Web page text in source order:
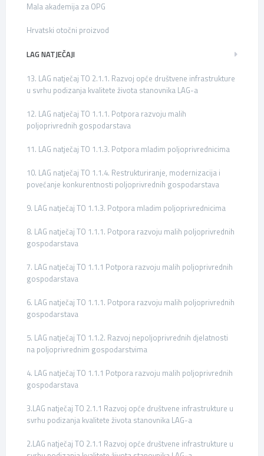
Mala akademija za OPG
Hrvatski otočni proizvod
LAG NATJEČAJI
13. LAG natječaj TO 2.1.1. Razvoj opće društvene infrastrukture
u svrhu podizanja kvalitete života stanovnika LAG-a
12. LAG natječaj TO 1.1.1. Potpora razvoju malih
poljoprivrednih gospodarstava
11. LAG natječaj TO 1.1.3. Potpora mladim poljoprivrednicima
10. LAG natječaj TO 1.1.4. Restrukturiranje, modernizacija i
povećanje konkurentnosti poljoprivrednih gospodarstava
9. LAG natječaj TO 1.1.3. Potpora mladim poljoprivrednicima
8. LAG natječaj TO 1.1.1. Potpora razvoju malih poljoprivrednih
gospodarstava
7. LAG natječaj TO 1.1.1 Potpora razvoju malih poljoprivrednih
gospodarstava
6. LAG natječaj TO 1.1.1. Potpora razvoju malih poljoprivrednih
gospodarstava
5. LAG natječaj TO 1.1.2. Razvoj nepoljoprivrednih djelatnosti
na poljoprivrednim gospodarstvima
4. LAG natječaj TO 1.1.1 Potpora razvoju malih poljoprivrednih
gospodarstava
3.LAG natječaj TO 2.1.1 Razvoj opće društvene infrastrukture u
svrhu podizanja kvalitete života stanovnika LAG-a
2.LAG natječaj TO 2.1.1 Razvoj opće društvene infrastrukture u